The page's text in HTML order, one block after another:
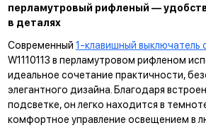
перламутровый рифленый —
в деталях
Современный 1-клавишный выключатель
W1110113 в перламутровом рифленом
идеальное сочетание практичности,
элегантного дизайна. Благодаря
подсветке, он легко находится в
комфортное управление освещением в